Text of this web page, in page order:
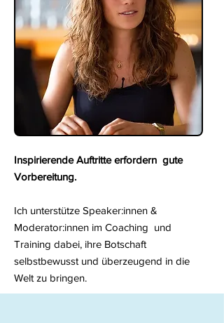
Inspirierende Auftritte erfordern gute
Vorbereitung.
Ich unterstütze Speaker:innen &
Moderator:innen im Coaching und
Training dabei, ihre Botschaft
selbstbewusst und überzeugend in die
Welt zu bringen.